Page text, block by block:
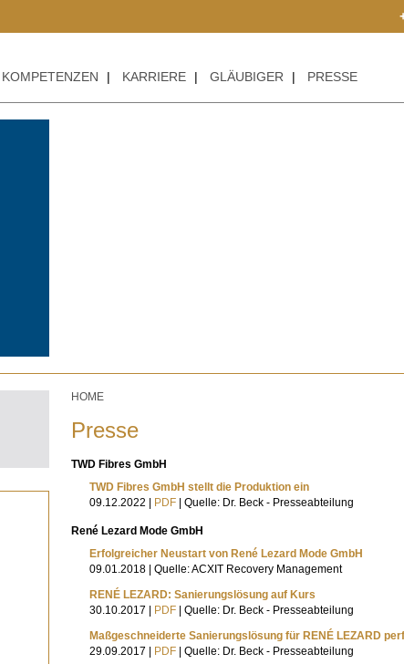
+++
KOMPETENZEN | KARRIERE | GLÄUBIGER | PRESSE
HOME
Presse
TWD Fibres GmbH
TWD Fibres GmbH stellt die Produktion ein
09.12.2022 |
PDF | Quelle: Dr. Beck - Presseabteilung
René Lezard Mode GmbH
Erfolgreicher Neustart von René Lezard Mode GmbH
09.01.2018 | Quelle: ACXIT Recovery Management
RENÉ LEZARD: Sanierungslösung auf Kurs
30.10.2017 |
PDF | Quelle: Dr. Beck - Presseabteilung
Maßgeschneiderte Sanierungslösung für RENÉ LEZARD
29.09.2017 |
PDF | Quelle: Dr. Beck - Presseabteilung